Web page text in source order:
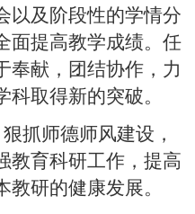
以及阶段性的学情分
面提高教学成绩。任
奉献，团结协作，力
取得新的突破。
抓师德师风建设，
教育科研工作，提高
研的健康发展。